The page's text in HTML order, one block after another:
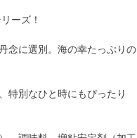
ーズ！
念に選別。海の幸たっぷりの
特別なひと時にもぴったり